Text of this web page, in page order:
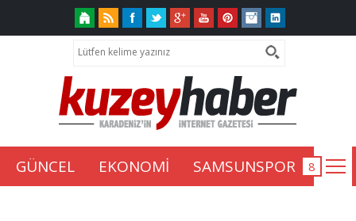
GÜNCEL EKONOMİ SAMSUNSPOR